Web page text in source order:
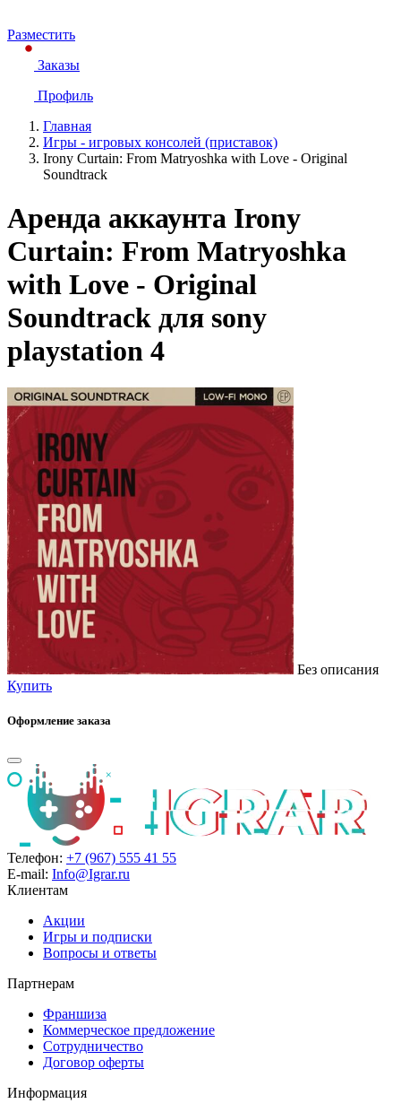
Разместить
Заказы
Профиль
Главная
Игры - игровых консолей (приставок)
Irony Curtain: From Matryoshka with Love - Original
Soundtrack
Аренда аккаунта Irony
Curtain: From Matryoshka
with Love - Original
Soundtrack для sony
playstation 4
Без описания
Купить
Оформление заказа
Телефон: +7 (967) 555 41 55
E-mail: Info@Igrar.ru
Клиентам
Акции
Игры и подписки
Вопросы и ответы
Партнерам
Франшиза
Коммерческое предложение
Сотрудничество
Договор оферты
Информация